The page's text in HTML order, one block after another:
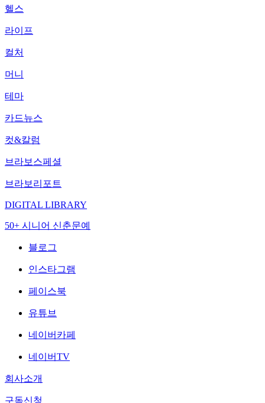
헬스
라이프
컬처
머니
테마
카드뉴스
컷&칼럼
브라보스페셜
브라보리포트
DIGITAL LIBRARY
50+ 시니어 신춘문예
블로그
인스타그램
페이스북
유튜브
네이버카페
네이버TV
회사소개
구독신청